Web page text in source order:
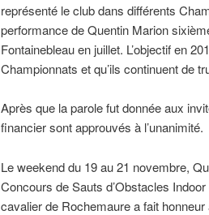
représenté le club dans différents
performance de Quentin Marion
Fontainebleau en juillet. L’objectif en
Championnats et qu’ils continuent de
Après que la parole fut donnée aux
financier sont approuvés à l’unanimité.
Le weekend du 19 au 21 novembre,
Concours de Sauts d’Obstacles
cavalier de Rochemaure a fait